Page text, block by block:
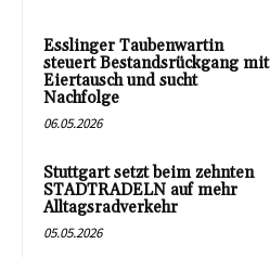
Esslinger Taubenwartin
steuert Bestandsrückgang mit
Eiertausch und sucht
Nachfolge
06.05.2026
Stuttgart setzt beim zehnten
STADTRADELN auf mehr
Alltagsradverkehr
05.05.2026